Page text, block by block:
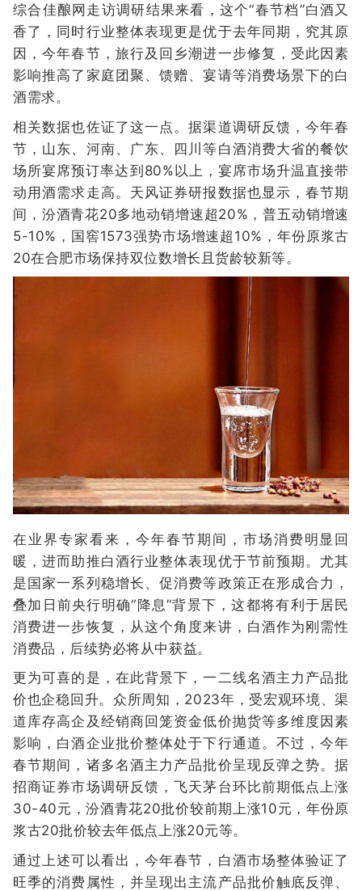
综合佳酿网走访调研结果来看，这个“春节档”白酒又
香了，同时行业整体表现更是优于去年同期，究其原
因，今年春节，旅行及回乡潮进一步修复，受此因素
影响推高了家庭团聚、馈赠、宴请等消费场景下的白
酒需求。
相关数据也佐证了这一点。据渠道调研反馈，今年春
节，山东、河南、广东、四川等白酒消费大省的餐饮
场所宴席预订率达到80%以上，宴席市场升温直接带
动用酒需求走高。天风证券研报数据也显示，春节期
间，汾酒青花20多地动销增速超20%，普五动销增速
5-10%，国窖1573强势市场增速超10%，年份原浆古
20在合肥市场保持双位数增长且货龄较新等。
在业界专家看来，今年春节期间，市场消费明显回
暖，进而助推白酒行业整体表现优于节前预期。尤其
是国家一系列稳增长、促消费等政策正在形成合力，
叠加日前央行明确“降息”背景下，这都将有利于居民
消费进一步恢复，从这个角度来讲，白酒作为刚需性
消费品，后续势必将从中获益。
更为可喜的是，在此背景下，一二线名酒主力产品批
价也企稳回升。众所周知，2023年，受宏观环境、渠
道库存高企及经销商回笼资金低价抛货等多维度因素
影响，白酒企业批价整体处于下行通道。不过，今年
春节期间，诸多名酒主力产品批价呈现反弹之势。据
招商证券市场调研反馈，飞天茅台环比前期低点上涨
30-40元，汾酒青花20批价较前期上涨10元，年份原
浆古20批价较去年低点上涨20元等。
通过上述可以看出，今年春节，白酒市场整体验证了
旺季的消费属性，并呈现出主流产品批价触底反弹、